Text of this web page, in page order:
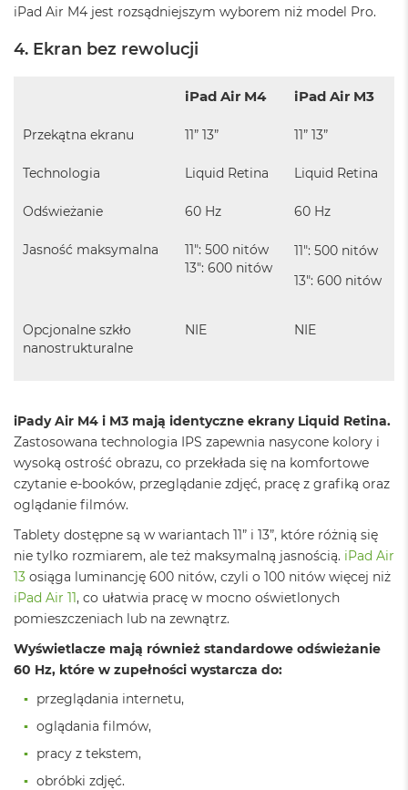
l
r
c
o
k
A
i
t
M
c
B
o
o
A
r
G
w
i
z
d
n
a
z
r
o
iPad Air M4 jest rozsądniejszym wyborem niż model Pro.
4. Ekran bez rewolucji
iPad Air M4 iPad Air M3
Przekątna ekranu 11” 13” 11” 13”
Technologia Liquid Retina Liquid Retina
Odświeżanie 60 Hz 60 Hz
Jasność maksymalna
11": 500 nitów
13": 600 nitów
11": 500 nitów
13": 600 nitów
Opcjonalne szkło
nanostrukturalne
NIE NIE
iPady Air M4 i M3 mają identyczne ekrany Liquid Retina.
Zastosowana technologia IPS zapewnia nasycone kolory i
wysoką ostrość obrazu, co przekłada się na komfortowe
czytanie e-booków, przeglądanie zdjęć, pracę z grafiką oraz
oglądanie filmów.
Tablety dostępne są w wariantach 11” i 13”, które różnią się
nie tylko rozmiarem, ale też maksymalną jasnością. iPad Air
13 osiąga luminancję 600 nitów, czyli o 100 nitów więcej niż
iPad Air 11, co ułatwia pracę w mocno oświetlonych
pomieszczeniach lub na zewnątrz.
Wyświetlacze mają również standardowe odświeżanie
60 Hz, które w zupełności wystarcza do:
przeglądania internetu,
oglądania filmów,
pracy z tekstem,
obróbki zdjęć.